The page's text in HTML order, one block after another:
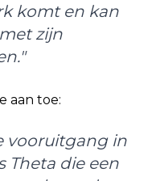
komt en kan
zijn
."
aan toe:
vooruitgang in
Theta die een